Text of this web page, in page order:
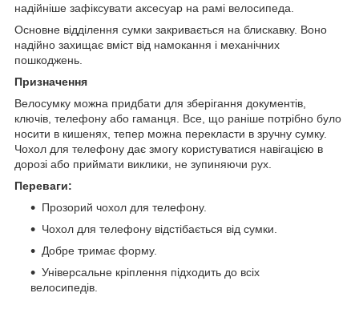
надійніше зафіксувати аксесуар на рамі велосипеда.
Основне відділення сумки закривається на блискавку. Воно
надійно захищає вміст від намокання і механічних
пошкоджень.
Призначення
Велосумку можна придбати для зберігання документів,
ключів, телефону або гаманця. Все, що раніше потрібно було
носити в кишенях, тепер можна перекласти в зручну сумку.
Чохол для телефону дає змогу користуватися навігацією в
дорозі або приймати виклики, не зупиняючи рух.
Переваги:
Прозорий чохол для телефону.
Чохол для телефону відстібається від сумки.
Добре тримає форму.
Універсальне кріплення підходить до всіх
велосипедів.